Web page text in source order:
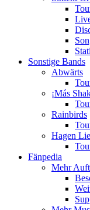
Sonstige Bands
Abwärts
¡Más
Rainbirds
Hagen
Fänpedia
Mehr